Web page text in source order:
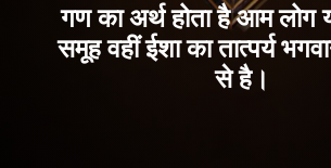
गण का अर्थ होता है आम लोग
समूह वहीं ईशा का तात्पर्य
से है।